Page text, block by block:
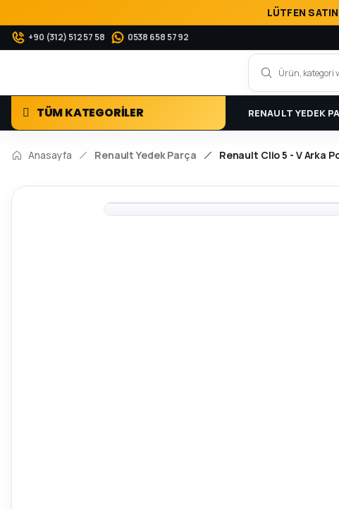
LÜTFEN
+90 (312) 512 57 58 0538 658 57 92
TÜM KATEGORİLER RENAULT YEDEK
Anasayfa Renault Yedek Parça Renault Clio 5 - V Arka